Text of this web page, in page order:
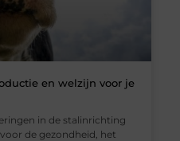
en welzijn voor je
in de stalinrichting
de gezondheid, het